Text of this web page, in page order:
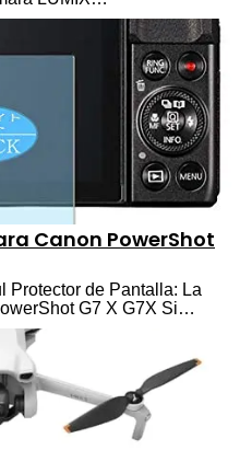
Canon PowerShot
Protector de Pantalla: La
G7 X G7X Si…